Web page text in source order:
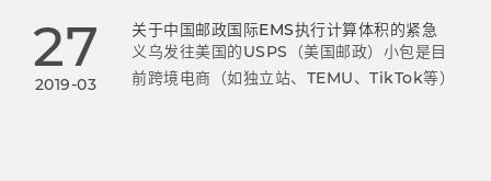
27
2019-03
关于中国邮政国际EMS执行计算体积的紧急
义乌发往美国的USPS（美国邮政）小包是目
前跨境电商（如独立站、TEMU、TikTok等）